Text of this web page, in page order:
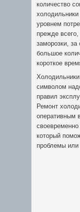
количество
уровнем
прежде
заморозки, за
большое
короткое
символом
правил
Ремонт
оперативным
своевременно
который
проблемы или